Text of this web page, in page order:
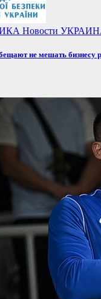
Новости
не мешать бизнесу